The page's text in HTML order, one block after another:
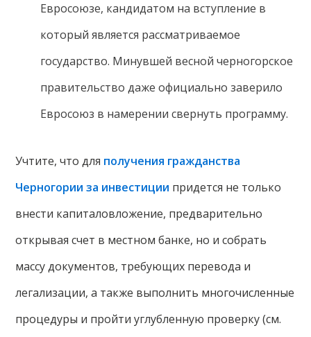
Евросоюзе, кандидатом на вступление в
который является рассматриваемое
государство. Минувшей весной черногорское
правительство даже официально заверило
Евросоюз в намерении свернуть программу.
Учтите, что для получения гражданства
Черногории за инвестиции придется не только
внести капиталовложение, предварительно
открывая счет в местном банке, но и собрать
массу документов, требующих перевода и
легализации, а также выполнить многочисленные
процедуры и пройти углубленную проверку (см.